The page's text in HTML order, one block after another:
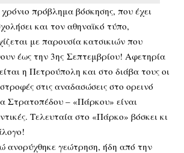
πρόβλημα βόσκησης, που έχει
και τον αθηναϊκό τύπο,
με παρουσία κατσικιών που
έως την 3ης Σεπτεμβρίου! Αφετηρία
η Πετρούπολη και στο διάβα τους οι
στις αναδασώσεις στο ορεινό
Στρατοπέδου – «Πάρκου» είναι
Τελευταία στο «Πάρκο» βόσκει κι
ανορύχθηκε γεώτρηση, ήδη από την